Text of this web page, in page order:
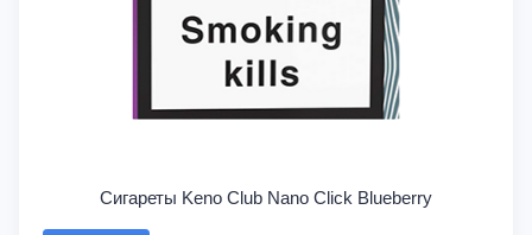
Сигареты Keno Club Nano Click Blueberry